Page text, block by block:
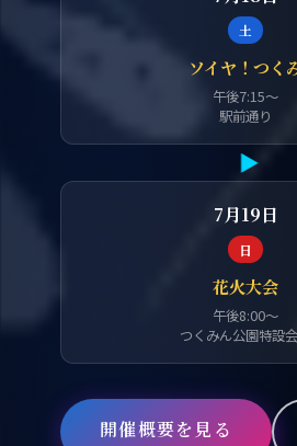
土
ソイヤ！つく
午後7:15〜
駅前通り
▶
7月19日
日
花火大会
午後8:00〜
つくみん公園特設
開催概要を見る